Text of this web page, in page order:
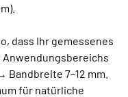
dass Ihr gemessenes
Anwendungsbereichs
7–12 mm.
für natürliche